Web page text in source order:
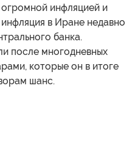
инфляцией и
инфляция в Иране недавно
банка.
после многодневных
которые он в итоге
шанс.